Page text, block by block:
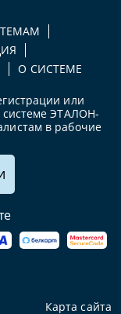
О СИСТЕМЕ
или
системе ЭТАЛОН-
в рабочие
Карта сайта